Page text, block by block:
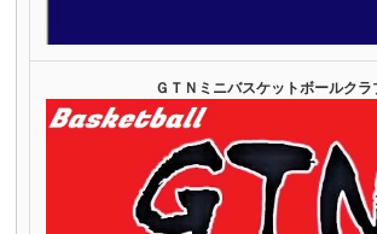
ＧＴＮミニバスケットボールクラ